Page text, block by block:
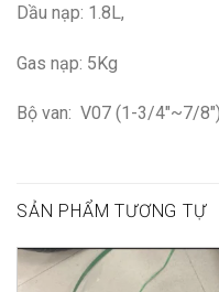
Dầu nạp: 1.8L,
Gas nạp: 5Kg
Bộ van: V07 (1-3/4″~7/
SẢN PHẨM TƯƠNG TỰ